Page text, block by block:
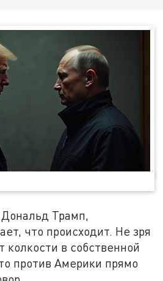
Трамп,
что происходит. Не зря
колкости в собственной
против Америки прямо